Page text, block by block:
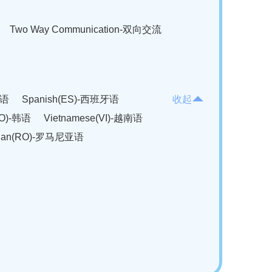
Two Way Communication-双向交流
Spanish(ES)-西班牙语
韩语
Vietnamese(VI)-越南语
罗马尼亚语
收起